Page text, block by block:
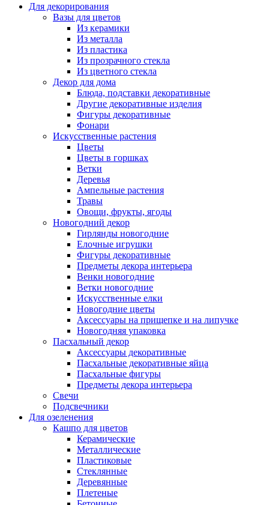
Для декорирования
Вазы для цветов
Из керамики
Из металла
Из пластика
Из прозрачного стекла
Из цветного стекла
Декор для дома
Блюда, подставки декоративные
Другие декоративные изделия
Фигуры декоративные
Фонари
Искусственные растения
Цветы
Цветы в горшках
Ветки
Деревья
Ампельные растения
Травы
Овощи, фрукты, ягоды
Новогодний декор
Гирлянды новогодние
Елочные игрушки
Фигуры декоративные
Предметы декора интерьера
Венки новогодние
Ветки новогодние
Искусственные елки
Новогодние цветы
Аксессуары на прищепке и на липучке
Новогодняя упаковка
Пасхальный декор
Аксессуары декоративные
Пасхальные декоративные яйца
Пасхальные фигуры
Предметы декора интерьера
Свечи
Подсвечники
Для озеленения
Кашпо для цветов
Керамические
Металлические
Пластиковые
Стеклянные
Деревянные
Плетеные